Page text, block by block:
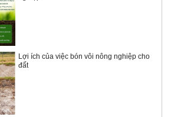
Lợi ích của việc bón vôi nông nghiệp cho
đất